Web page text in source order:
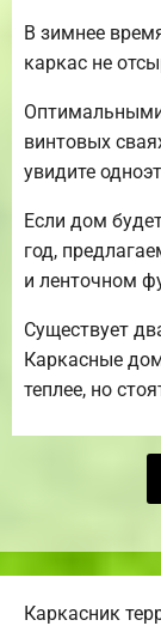
В зимнее
каркас не
винтовых
увидите
Если дом
год,
и ленточном
Существует
Каркасные
теплее, но
Каркасник